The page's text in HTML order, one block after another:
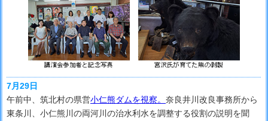
7月29日
午前中、筑北村の県営小仁熊ダムを視察。 奈良井川改良事務所から
東条川、小仁熊川の両河川の治水利水を調整する役割の説明を聞